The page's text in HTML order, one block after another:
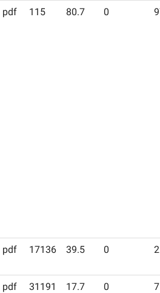
pdf 115 80.7 0
pdf 17136 39.5 0
pdf 31191 17.7 0 7